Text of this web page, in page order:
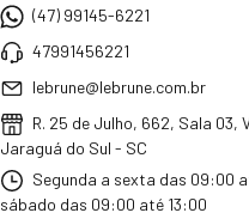
(47) 99145-6221
47991456221
lebrune@lebrune.com.br
R. 25 de Julho, 662, Sala 03,
Jaraguá do Sul - SC
Segunda a sexta das 09:00
sábado das 09:00 até 13:00